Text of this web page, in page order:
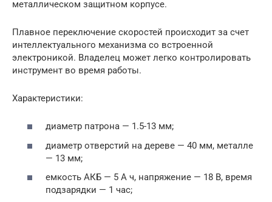
металлическом защитном корпусе.
Плавное переключение скоростей происходит за счет
интеллектуального механизма со встроенной
электроникой. Владелец может легко контролировать
инструмент во время работы.
Характеристики:
диаметр патрона — 1.5-13 мм;
диаметр отверстий на дереве — 40 мм, металле
— 13 мм;
емкость АКБ — 5 А ч, напряжение — 18 В, время
подзарядки — 1 час;